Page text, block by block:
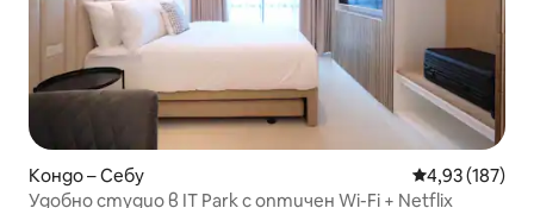
Кондо – Себу Средна
4,93 (187)
Удобно студио в IT Park с оптичен Wi-Fi + Netflix